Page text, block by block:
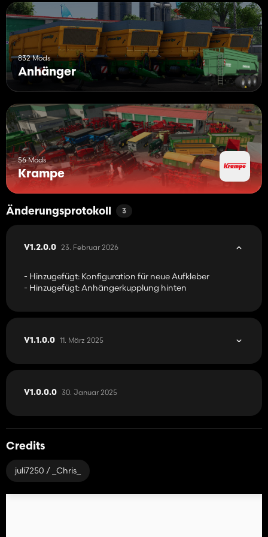
832 Mods
Anhänger
56 Mods
Krampe
Änderungsprotokoll 3
V1.2.0.0 23. Februar 2026
- Hinzugefügt: Konfiguration für neue Aufkleber
- Hinzugefügt: Anhängerkupplung hinten
V1.1.0.0 11. März 2025
V1.0.0.0 30. Januar 2025
Credits
juli7250 / _Chris_